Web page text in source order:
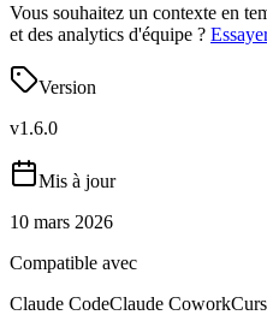
Vous souhaitez un contexte en
et des analytics d'équipe ?
Version
v1.6.0
Mis à jour
10 mars 2026
Compatible avec
Claude CodeClaude Cowork